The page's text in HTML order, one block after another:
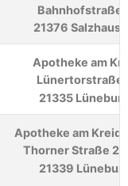
Bahnhofstraße
21376
Apotheke am
Lünertorstraße
21335
Apotheke am
Thorner Straße
21339